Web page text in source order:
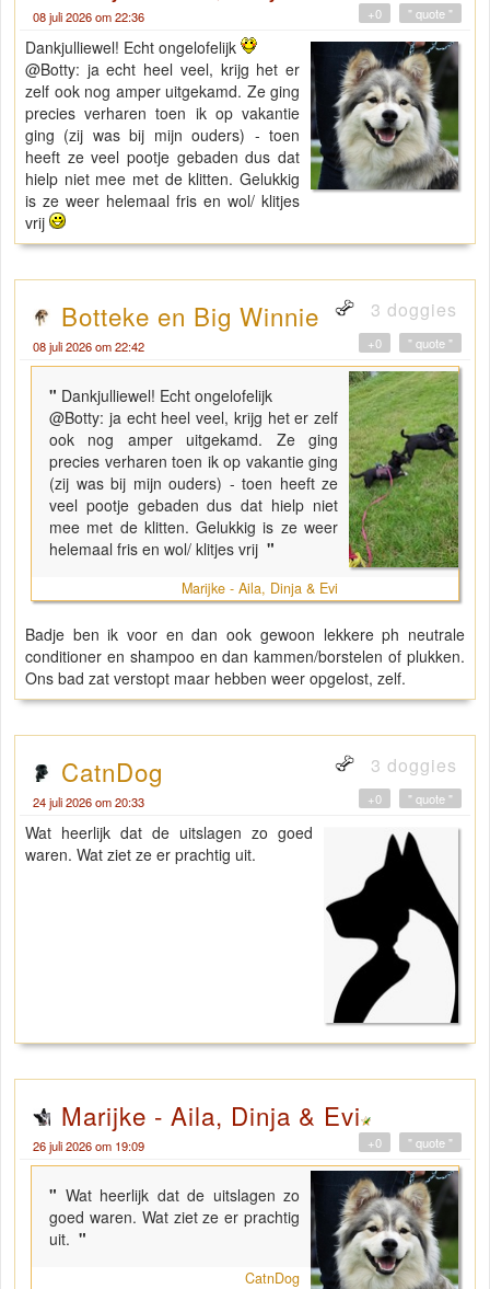
08 juli 2026 om 22:36 " quote "
+0
Dankjulliewel! Echt ongelofelijk
@Botty: ja echt heel veel, krijg het er
zelf ook nog amper uitgekamd. Ze ging
precies verharen toen ik op vakantie
ging (zij was bij mijn ouders) - toen
heeft ze veel pootje gebaden dus dat
hielp niet mee met de klitten. Gelukkig
is ze weer helemaal fris en wol/ klitjes
vrij
Botteke en Big Winnie 3 doggies
08 juli 2026 om 22:42 " quote "
+0
" Dankjulliewel! Echt ongelofelijk
@Botty: ja echt heel veel, krijg het er zelf
ook nog amper uitgekamd. Ze ging
precies verharen toen ik op vakantie ging
(zij was bij mijn ouders) - toen heeft ze
veel pootje gebaden dus dat hielp niet
mee met de klitten. Gelukkig is ze weer
helemaal fris en wol/ klitjes vrij "
Marijke - Aila, Dinja & Evi
Badje ben ik voor en dan ook gewoon lekkere ph neutrale
conditioner en shampoo en dan kammen/borstelen of plukken.
Ons bad zat verstopt maar hebben weer opgelost, zelf.
CatnDog 3 doggies
24 juli 2026 om 20:33 " quote "
+0
Wat heerlijk dat de uitslagen zo goed
waren. Wat ziet ze er prachtig uit.
Marijke - Aila, Dinja & Evi
26 juli 2026 om 19:09 " quote "
+0
" Wat heerlijk dat de uitslagen zo
goed waren. Wat ziet ze er prachtig
uit. "
CatnDog